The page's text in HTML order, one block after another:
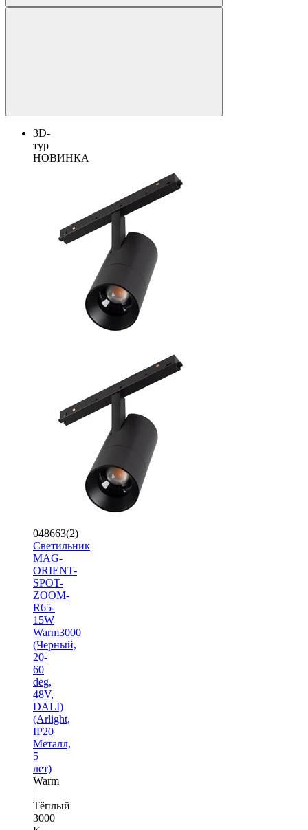
3D-
тур
НОВИНКА
048663(2)
Светильник
MAG-
ORIENT-
SPOT-
ZOOM-
R65-
15W
Warm3000
(Черный,
20-
60
deg,
48V,
DALI)
(Arlight,
IP20
Металл,
5
лет)
Warm
|
Тёплый
3000